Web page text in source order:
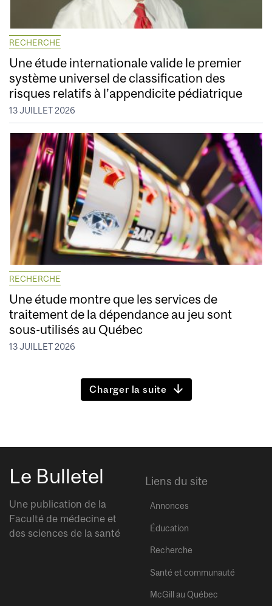
RECHERCHE
Une étude internationale valide le premier
système universel de classification des
risques relatifs à l’appendicite pédiatrique
13 JUILLET 2026
RECHERCHE
Une étude montre que les services de
traitement de la dépendance au jeu sont
sous-utilisés au Québec
13 JUILLET 2026
Charger la suite
Le Bulletel
Une publication de la
Faculté de médecine et
des sciences de la santé
Liens du site
Annonces
Éducation
Recherche
Santé et communauté
McGill au Québec